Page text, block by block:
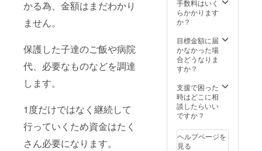
かる為、金額はまだわかり
ません。
保護した子達のご飯や病院
代、必要なものなどを調達
します。
1度だけではなく継続して
行っていくため資金はたく
さん必要になります。
手数料はいく
らかかります
か？
目標金額に届
かなかった場
合どうなりま
すか？
支援で困った
時はどこに相
談したらいい
ですか？
ヘルプページを
見る